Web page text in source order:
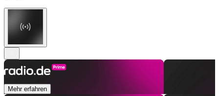
Mehr erfahren